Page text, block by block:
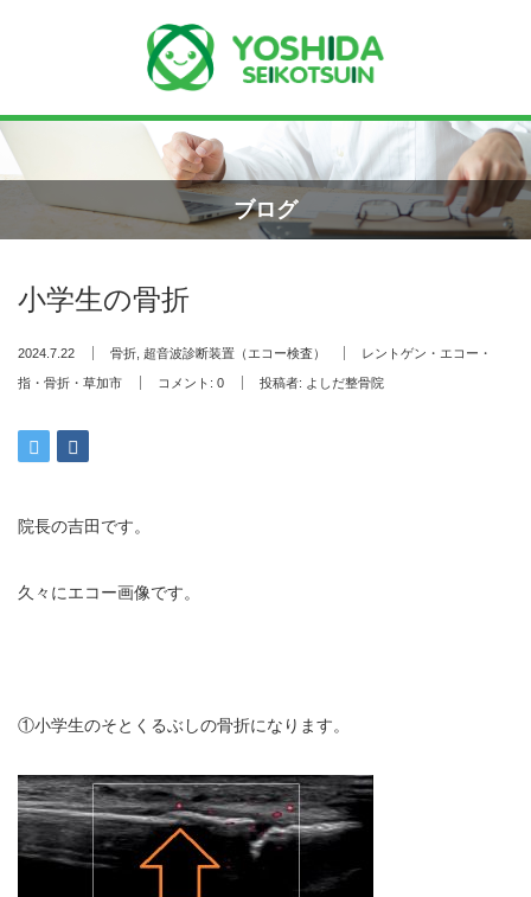
ブログ
小学生の骨折
2024.7.22 骨折 超音波診断装置（エコー検査） レントゲン・エコー・
指・骨折・草加市 コメント: 0 投稿者: よしだ整骨院
院長の吉田です。
久々にエコー画像です。
①小学生のそとくるぶしの骨折になります。
当院が選ばれる理由
施術の流れ
US-777 超音波治療器
フィジオ ラジオスティムMH2
ES-5000 低周波治療器